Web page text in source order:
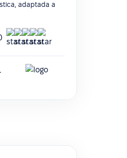
adaptada a